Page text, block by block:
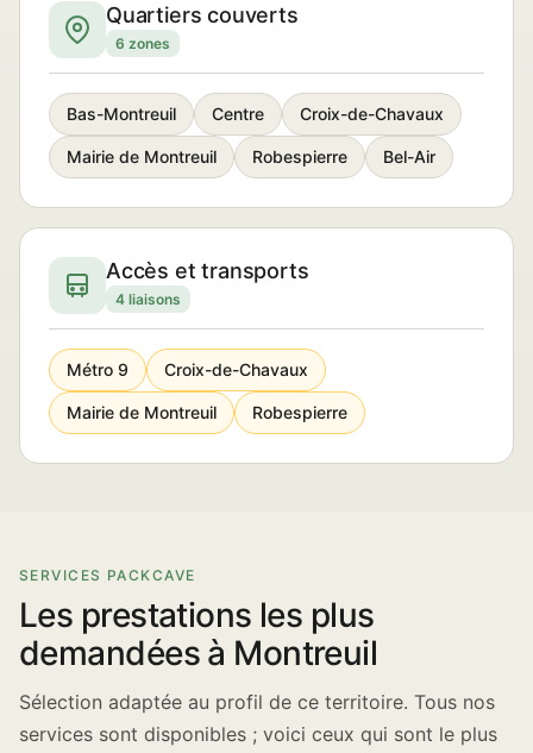
Quartiers couverts
6 zones
Bas-Montreuil Centre Croix-de-Chavaux
Mairie de Montreuil Robespierre Bel-Air
Accès et transports
4 liaisons
Métro 9 Croix-de-Chavaux
Mairie de Montreuil Robespierre
SERVICES PACKCAVE
Les prestations les plus
demandées à Montreuil
Sélection adaptée au profil de ce territoire. Tous nos
services sont disponibles ; voici ceux qui sont le plus